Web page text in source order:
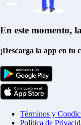
En este momento,
¡Descarga la app en tu
Términos y
Política de